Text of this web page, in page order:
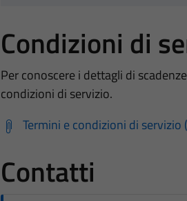
Condizioni di
Per conoscere i dettagli di
condizioni di servizio.
Termini e condizioni di servizio
Contatti